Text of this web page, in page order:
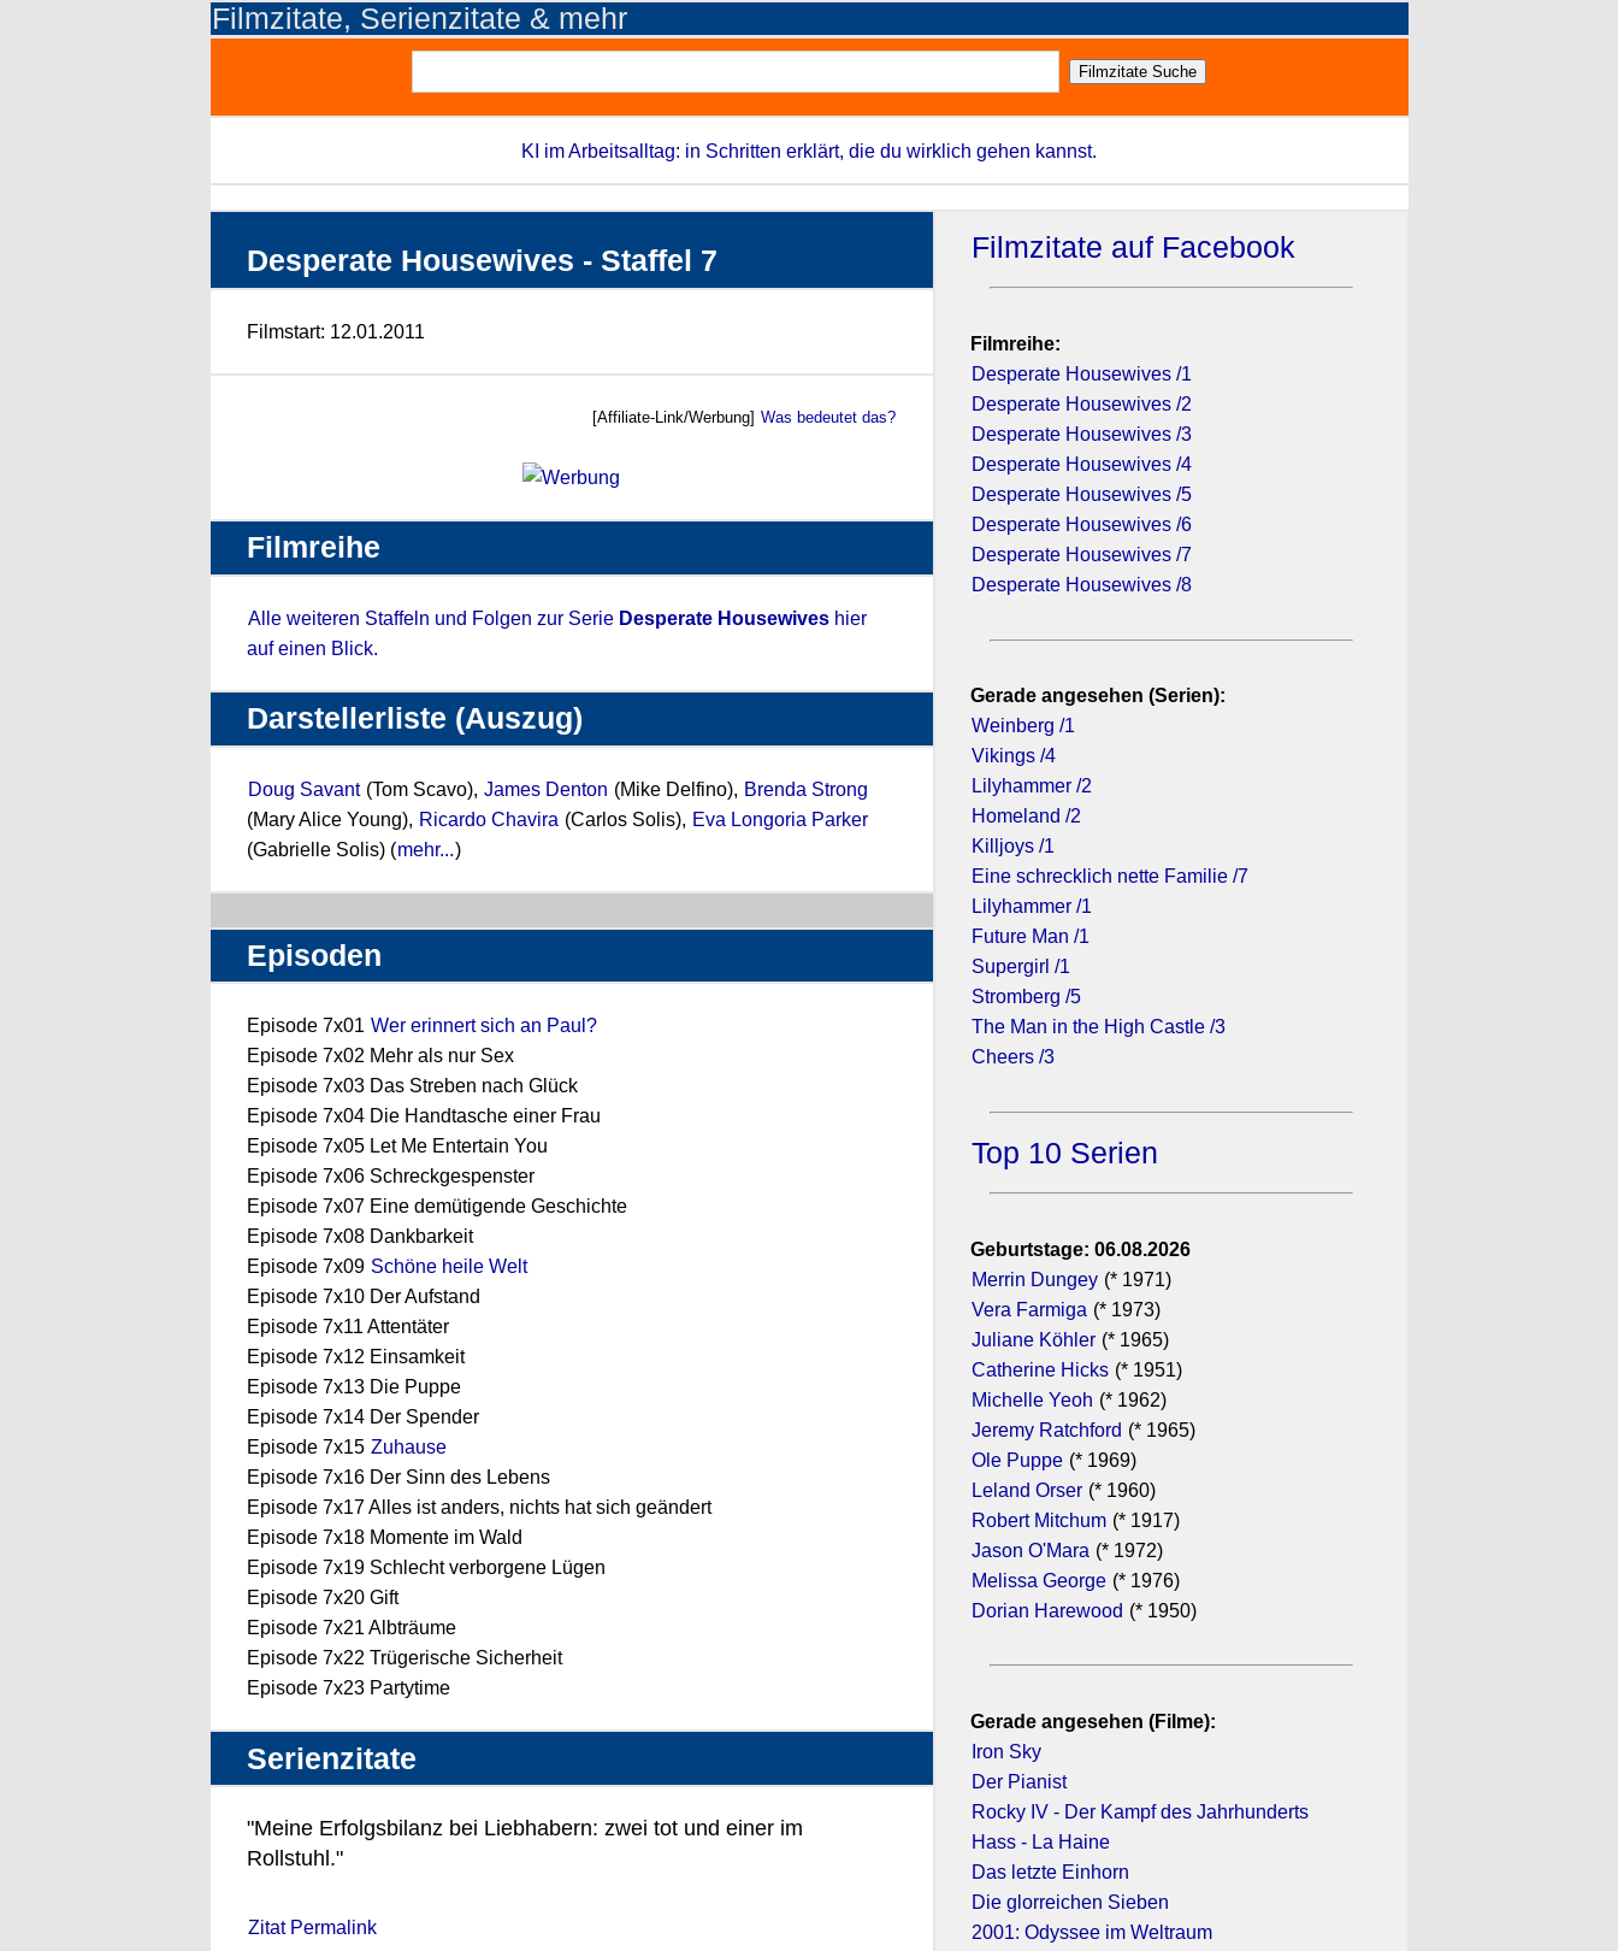
Filmzitate, Serienzitate & mehr
KI im Arbeitsalltag: in Schritten erklärt, die du wirklich gehen kannst.
Desperate Housewives - Staffel 7
Filmstart: 12.01.2011
[Affiliate-Link/Werbung] Was bedeutet das?
Filmreihe
Alle weiteren Staffeln und Folgen zur Serie Desperate Housewiveshier
auf einen Blick.
Darstellerliste (Auszug)
Doug Savant(Tom Scavo), James Denton (Mike Delfino), Brenda Strong
(Mary Alice Young), Ricardo Chavira (Carlos Solis), Eva Longoria Parker
(Gabrielle Solis) (mehr...)
Episoden
Episode 7x01 Wer erinnert sich an Paul?
Episode 7x02 Mehr als nur Sex
Episode 7x03 Das Streben nach Glück
Episode 7x04 Die Handtasche einer Frau
Episode 7x05 Let Me Entertain You
Episode 7x06 Schreckgespenster
Episode 7x07 Eine demütigende Geschichte
Episode 7x08 Dankbarkeit
Episode 7x09 Schöne heile Welt
Episode 7x10 Der Aufstand
Episode 7x11 Attentäter
Episode 7x12 Einsamkeit
Episode 7x13 Die Puppe
Episode 7x14 Der Spender
Episode 7x15 Zuhause
Episode 7x16 Der Sinn des Lebens
Episode 7x17 Alles ist anders, nichts hat sich geändert
Episode 7x18 Momente im Wald
Episode 7x19 Schlecht verborgene Lügen
Episode 7x20 Gift
Episode 7x21 Albträume
Episode 7x22 Trügerische Sicherheit
Episode 7x23 Partytime
Serienzitate
"Meine Erfolgsbilanz bei Liebhabern: zwei tot und einer im
Rollstuhl."
Zitat Permalink
Filmzitate auf Facebook
Filmreihe:
Desperate Housewives /1
Desperate Housewives /2
Desperate Housewives /3
Desperate Housewives /4
Desperate Housewives /5
Desperate Housewives /6
Desperate Housewives /7
Desperate Housewives /8
Gerade angesehen (Serien):
Weinberg /1
Vikings /4
Lilyhammer /2
Homeland /2
Killjoys /1
Eine schrecklich nette Familie /7
Lilyhammer /1
Future Man /1
Supergirl /1
Stromberg /5
The Man in the High Castle /3
Cheers /3
Top 10 Serien
Geburtstage: 06.08.2026
Merrin Dungey (* 1971)
Vera Farmiga (* 1973)
Juliane Köhler (* 1965)
Catherine Hicks (* 1951)
Michelle Yeoh (* 1962)
Jeremy Ratchford (* 1965)
Ole Puppe (* 1969)
Leland Orser (* 1960)
Robert Mitchum (* 1917)
Jason O'Mara (* 1972)
Melissa George (* 1976)
Dorian Harewood (* 1950)
Gerade angesehen (Filme):
Iron Sky
Der Pianist
Rocky IV - Der Kampf des Jahrhunderts
Hass - La Haine
Das letzte Einhorn
Die glorreichen Sieben
2001: Odyssee im Weltraum